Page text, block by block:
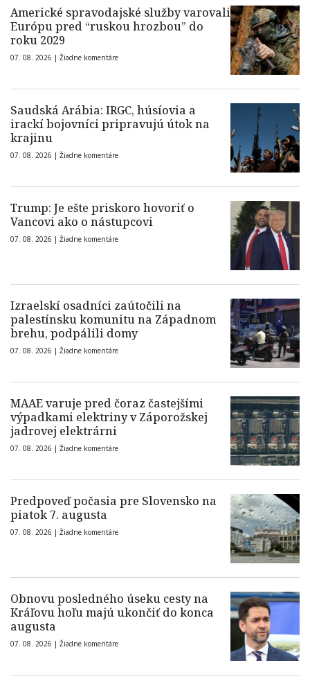
Americké spravodajské služby varovali
Európu pred “ruskou hrozbou” do
roku 2029
07. 08. 2026 | Žiadne komentáre
Saudská Arábia: IRGC, húsíovia a
irackí bojovníci pripravujú útok na
krajinu
07. 08. 2026 | Žiadne komentáre
Trump: Je ešte priskoro hovoriť o
Vancovi ako o nástupcovi
07. 08. 2026 | Žiadne komentáre
Izraelskí osadníci zaútočili na
palestínsku komunitu na Západnom
brehu, podpálili domy
07. 08. 2026 | Žiadne komentáre
MAAE varuje pred čoraz častejšími
výpadkami elektriny v Záporožskej
jadrovej elektrárni
07. 08. 2026 | Žiadne komentáre
Predpoveď počasia pre Slovensko na
piatok 7. augusta
07. 08. 2026 | Žiadne komentáre
Obnovu posledného úseku cesty na
Kráľovu hoľu majú ukončiť do konca
augusta
07. 08. 2026 | Žiadne komentáre